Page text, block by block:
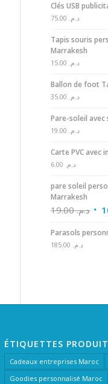
Clés USB
د.م.
Tapis souris
Marrakesh
د.م.
Ballon de foot
د.م.
Pare-soleil avec
د.م.
Carte PVC avec
د.م.
pare soleil
Marrakesh
د.م.19.00
Parasols
د.م.
ÉTIQUETTES PRODUIT
Cadeaux entreprises Maroc
Goodies personnalisé Maroc